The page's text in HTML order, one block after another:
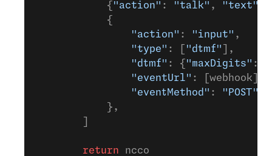
            {
"action" : "talk" , "text"
            {
                "action"
: "input" ,
                "type"
: [ "dtmf"
],
                "dtmf"
: { "maxDigits" :
                "eventUrl"
: [webhook],
                "eventMethod"
: "POST"
            },
        return
ncco